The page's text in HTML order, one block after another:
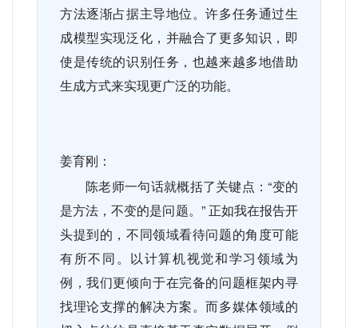
方法逐渐占据主导地位。许多任务通过生
成模型实现泛化，并融合了更多知识，即
使是传统的识别任务，也越来越多地借助
生成方式来实现更广泛的功能。
姜育刚：
陈老师一句话就概括了关键点：“变的
是方法，不变的是问题。” 正如我在报告开
头提到的，不同领域看待问题的角度可能
有所不同。以计算机视觉和学习领域为
例，我们更倾向于在完备的问题框架内寻
找理论支撑的解决方案。而多媒体领域的